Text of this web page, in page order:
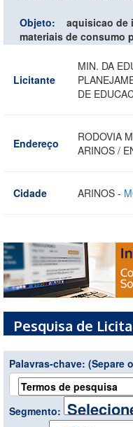
Objeto:
aquisicao de
materiais de consumo
Licitante
MIN. DA
DE
Endereço
RODOVIA
ARINOS /
Cidade ARINOS -
Pesquisa de
Palavras-chave: (Separe
Segmento: